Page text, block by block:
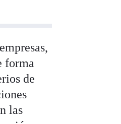
forma
de
las